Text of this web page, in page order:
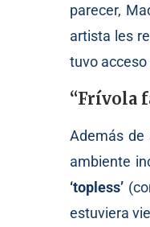
parecer,
artista les
tuvo
“Frívola
Además de
ambiente
‘topless’
estuviera